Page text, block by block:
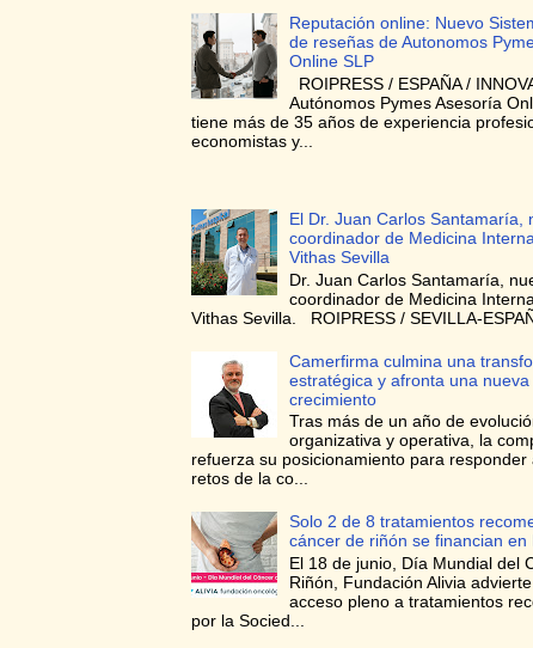
Reputación online: Nuevo
de reseñas de Autonomos
Online SLP
ROIPRESS / ESPAÑA /
Autónomos Pymes Asesoría
tiene más de 35 años de experiencia
economistas y...
El Dr. Juan Carlos Santamaría,
coordinador de Medicina
Vithas Sevilla
Dr. Juan Carlos Santamaría,
coordinador de Medicina
Vithas Sevilla. ROIPRESS / SEVILLA-
Camerfirma culmina una
estratégica y afronta una
crecimiento
Tras más de un año de
organizativa y operativa, la
refuerza su posicionamiento para responder
retos de la co...
Solo 2 de 8 tratamientos
cáncer de riñón se financian en
El 18 de junio, Día Mundial del
Riñón, Fundación Alivia
acceso pleno a tratamientos
por la Socied...